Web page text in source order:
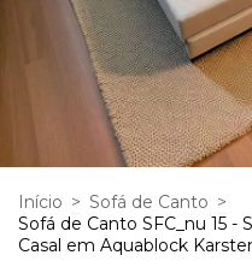
Início > Sofá de Canto >
Sofá de Canto SFC_nu 15 -
Casal em Aquablock